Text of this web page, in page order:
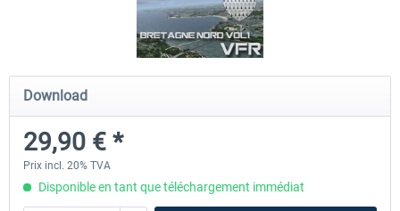
Mega Airport Frankfurt V2.0
30,20 € *
Mega Airport Berlin
Download
29,90 € *
Prix incl. 20% TVA
Disponible en tant que téléchargement immédiat